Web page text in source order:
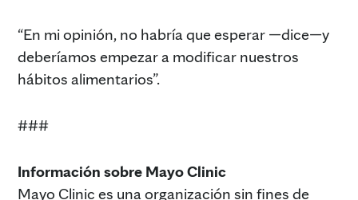
“En mi opinión, no habría que esperar —dice—y
deberíamos empezar a modificar nuestros
hábitos alimentarios”.
###
Información sobre Mayo Clinic
Mayo Clinic es una organización sin fines de